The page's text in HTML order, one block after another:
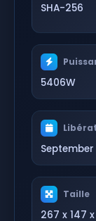
SHA-256
5406W
Taille
267 x 147